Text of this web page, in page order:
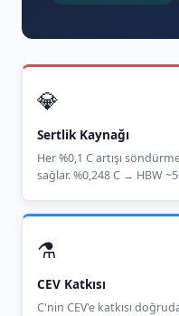
💎
Sertlik Kaynağı
Her %0,1 C artışı
sağlar. %0,248 C → HBW
⚗️
CEV Katkısı
C'nin CEV'e katkısı